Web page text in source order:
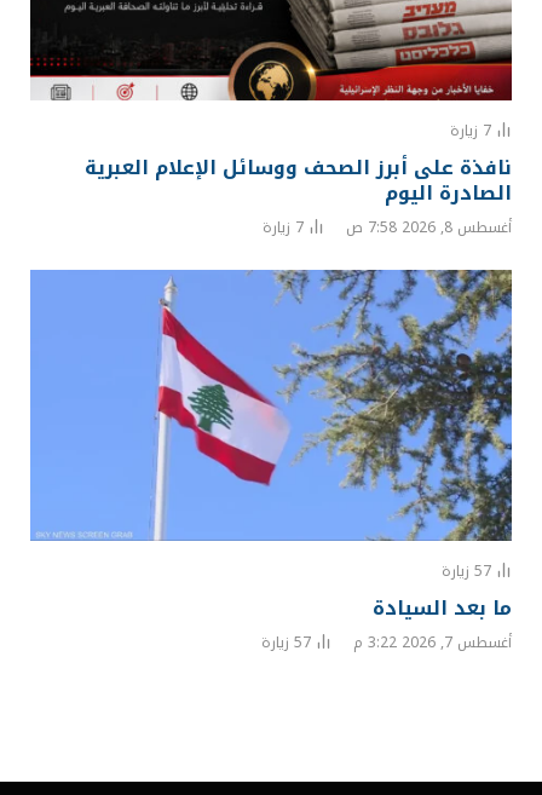
7 زيارة
نافذة على أبرز الصحف ووسائل الإعلام العبرية
الصادرة اليوم
أغسطس 8, 2026 7:58 ص 7 زيارة
57 زيارة
ما بعد السيادة
أغسطس 7, 2026 3:22 م 57 زيارة